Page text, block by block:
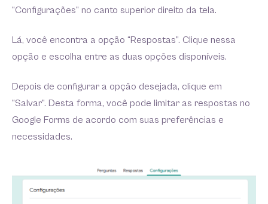
“Configurações” no canto superior direito da tela.
Lá, você encontra a opção “Respostas”. Clique nessa
opção e escolha entre as duas opções disponíveis.
Depois de configurar a opção desejada, clique em
“Salvar”. Desta forma, você pode limitar as respostas no
Google Forms de acordo com suas preferências e
necessidades.